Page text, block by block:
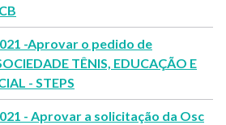
-Aprovar o pedido de
TÊNIS, EDUCAÇÃO E
- STEPS
- Aprovar a solicitação da Osc